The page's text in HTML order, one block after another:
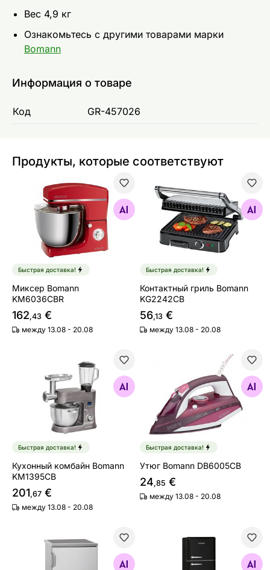
Вес 4,9 кг
Ознакомьтесь с другими товарами марки
Bomann
Информация о товаре
Код GR-457026
Продукты, которые соответствуют
Миксер Bomann KM6036CBR
Найдите похожие
Быстрая доставка!
Миксер Bomann
KM6036CBR
162,43 €
между 13.08 - 20.08
Контактный гриль Bomann
Найдите похожие
Быстрая доставка!
Контактный гриль Bomann
KG2242CB
56,13 €
между 13.08 - 20.08
Кухонный комбайн Bomann KM1395CB
Найдите похожие
Быстрая доставка!
Кухонный комбайн Bomann
KM1395CB
201,67 €
между 13.08 - 20.08
Утюг Bomann DB6005CB
Найдите похожие
Быстрая доставка!
Утюг Bomann DB6005CB
24,85 €
между 13.08 - 20.08
Холодильник Bomann KS21941IX
Найдите похожие Найдите похожие